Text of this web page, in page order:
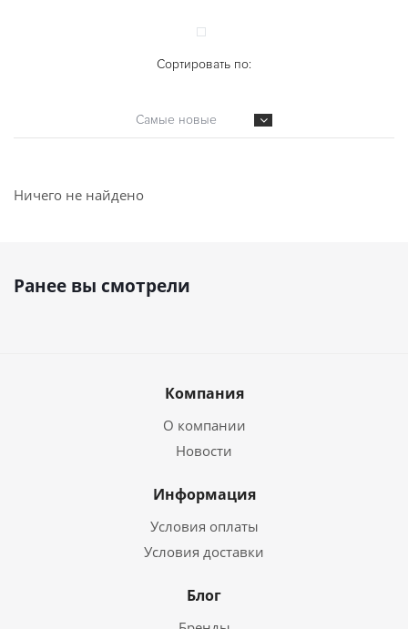
Сортировать по:
Самые новые
Ничего не найдено
Ранее вы смотрели
Компания
О компании
Новости
Информация
Условия оплаты
Условия доставки
Блог